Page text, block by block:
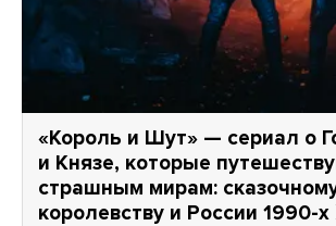
«Король и Шут» — сериал о
и Князе, которые
страшным мирам:
королевству и России 1990-х